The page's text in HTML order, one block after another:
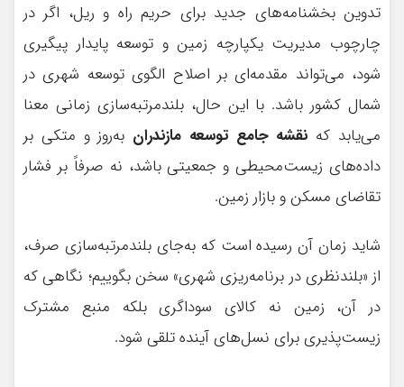
تدوین بخشنامه‌های جدید برای حریم راه و ریل، اگر در
چارچوب مدیریت یکپارچه زمین و توسعه پایدار پیگیری
شود، می‌تواند مقدمه‌ای بر اصلاح الگوی توسعه شهری در
شمال کشور باشد. با این حال، بلندمرتبه‌سازی زمانی معنا
می‌یابد که نقشه جامع توسعه مازندران به‌روز و متکی بر
داده‌های زیست‌محیطی و جمعیتی باشد، نه صرفاً بر فشار
تقاضای مسکن و بازار زمین.
شاید زمان آن رسیده است که به‌جای بلندمرتبه‌سازی صرف،
از «بلندنظری در برنامه‌ریزی شهری» سخن بگوییم؛ نگاهی که
در آن، زمین نه کالای سوداگری بلکه منبع مشترک
زیست‌پذیری برای نسل‌های آینده تلقی شود.